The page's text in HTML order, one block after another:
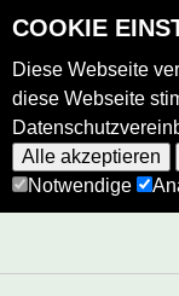
COOKIE
Diese Webseite
diese Webseite
Alle akzeptieren
Notwendige